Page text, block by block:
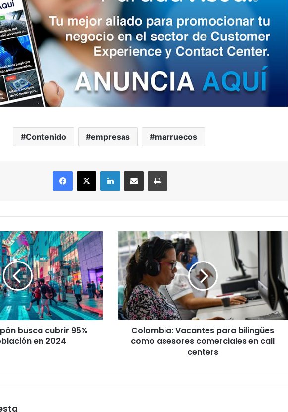
Contenido empresas marruecos
Facebook
X LinkedInCompartir por correo electrónicoImprimir
busca cubrir 95%
en 2024
Colombia:
Vacantes
para
bilingües
como
asesores
comerciales
en
call
centersColombia: Vacantes para bilingües
como asesores comerciales en call
centers